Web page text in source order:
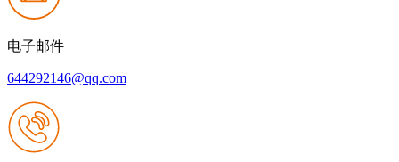
电子邮件
644292146@qq.com